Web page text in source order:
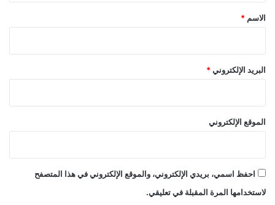
*
الاسم *
البريد الإلكتروني *
الموقع الإلكتروني
احفظ اسمي، بريدي الإلكتروني، والموقع الإلكتروني في هذا المتصفح
لاستخدامها المرة المقبلة في تعليقي.